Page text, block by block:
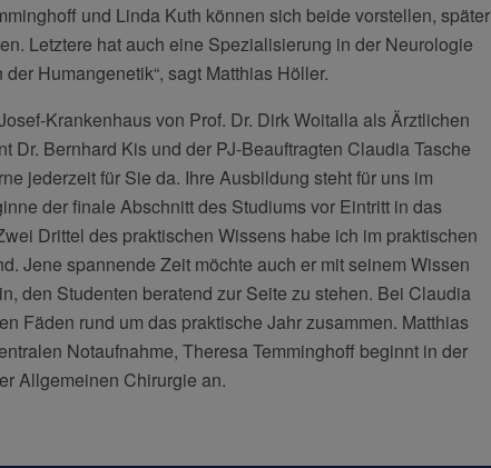
und Linda Kuth können sich beide vorstellen, später
Letztere hat auch eine Spezialisierung in der Neurologie
Humangenetik“, sagt Matthias Höller.
Krankenhaus von Prof. Dr. Dirk Woitalla als Ärztlichen
Dr. Bernhard Kis und der PJ-Beauftragten Claudia Tasche
jederzeit für Sie da. Ihre Ausbildung steht für uns im
der finale Abschnitt des Studiums vor Eintritt in das
Drittel des praktischen Wissens habe ich im praktischen
Jene spannende Zeit möchte auch er mit seinem Wissen
den Studenten beratend zur Seite zu stehen. Bei Claudia
Fäden rund um das praktische Jahr zusammen. Matthias
Notaufnahme, Theresa Temminghoff beginnt in der
Allgemeinen Chirurgie an.